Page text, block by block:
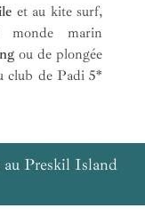
et au kite surf,
monde marin
ou de plongée
club de Padi 5*
au Preskil Island